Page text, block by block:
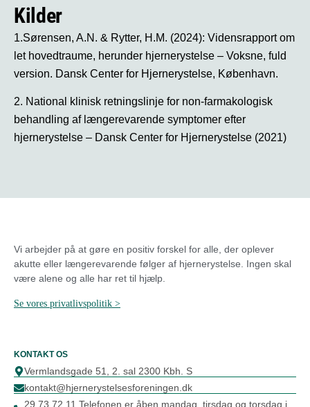
Kilder
1.Sørensen, A.N. & Rytter, H.M. (2024): Vidensrapport om
let hovedtraume, herunder hjernerystelse – Voksne, fuld
version. Dansk Center for Hjernerystelse, København.
2. National klinisk retningslinje for non-farmakologisk
behandling af længerevarende symptomer efter
hjernerystelse – Dansk Center for Hjernerystelse (2021)
Vi arbejder på at gøre en positiv forskel for alle, der oplever
akutte eller længerevarende følger af hjernerystelse. Ingen skal
være alene og alle har ret til hjælp.
Se vores privatlivspolitik >
KONTAKT OS
Vermlandsgade 51, 2. sal 2300 Kbh. S
kontakt@hjernerystelsesforeningen.dk
29 73 72 11 Telefonen er åben mandag, tirsdag og torsdag i